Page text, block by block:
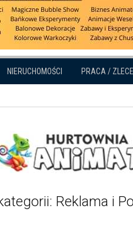
NIERUCHOMOŚCI PRACA /
Reklama i